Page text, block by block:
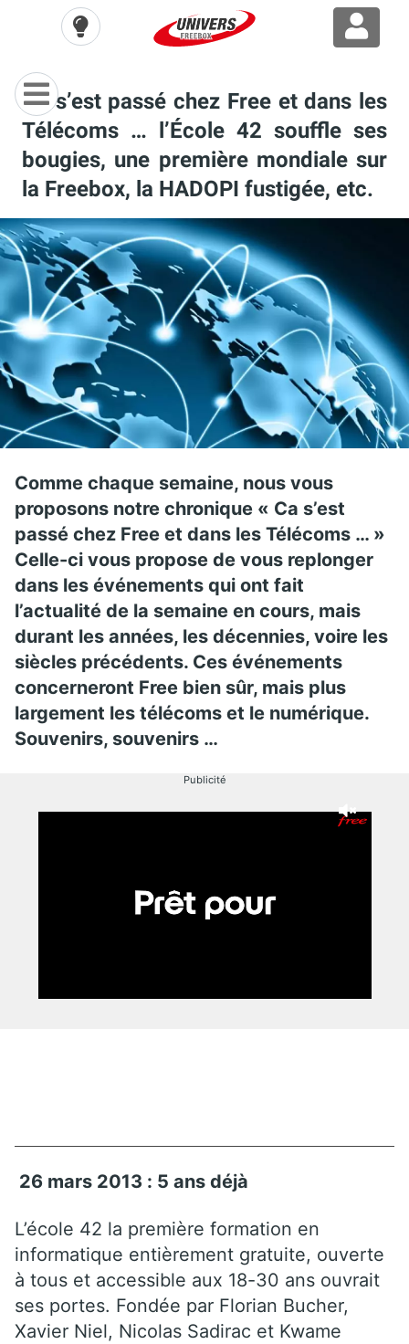
Ça s’est passé chez Free et dans les
Télécoms … l’École 42 souffle ses
bougies, une première mondiale sur
la Freebox, la HADOPI fustigée, etc.
Comme chaque semaine, nous vous
proposons notre chronique « Ca s’est
passé chez Free et dans les Télécoms … »
Celle-ci vous propose de vous replonger
dans les événements qui ont fait
l’actualité de la semaine en cours, mais
durant les années, les décennies, voire les
siècles précédents. Ces événements
concerneront Free bien sûr, mais plus
largement les télécoms et le numérique.
Souvenirs, souvenirs …
Publicité
26 mars 2013 : 5 ans déjà
L’école 42 la première formation en
informatique entièrement gratuite, ouverte
à tous et accessible aux 18-30 ans ouvrait
ses portes. Fondée par Florian Bucher,
Xavier Niel, Nicolas Sadirac et Kwame